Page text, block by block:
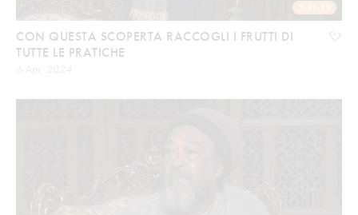
3:31:19
CON QUESTA SCOPERTA RACCOGLI I FRUTTI DI
TUTTE LE PRATICHE